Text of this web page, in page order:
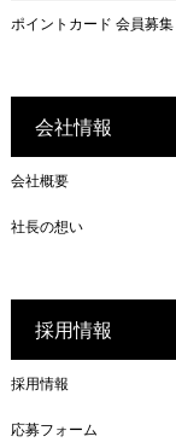
ポイントカード 会員募集
会社情報
会社概要
社長の想い
採用情報
採用情報
応募フォーム